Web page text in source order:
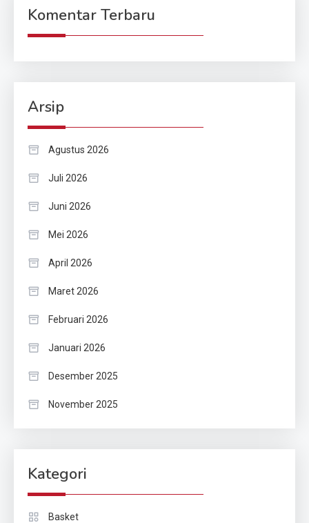
Komentar Terbaru
Arsip
Agustus 2026
Juli 2026
Juni 2026
Mei 2026
April 2026
Maret 2026
Februari 2026
Januari 2026
Desember 2025
November 2025
Kategori
Basket